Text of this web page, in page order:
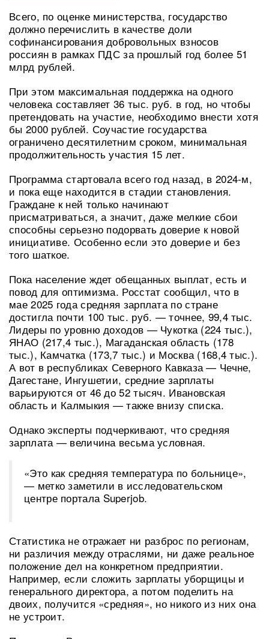
Всего, по оценке министерства, государство
должно перечислить в качестве доли
софинансирования добровольных взносов
россиян в рамках ПДС за прошлый год более 51
млрд рублей.
При этом максимальная поддержка на одного
человека составляет 36 тыс. руб. в год, но чтобы
претендовать на участие, необходимо внести хотя
бы 2000 рублей. Соучастие государства
ограничено десятилетним сроком, минимальная
продолжительность участия 15 лет.
Программа стартовала всего год назад, в 2024-м,
и пока еще находится в стадии становления.
Граждане к ней только начинают
присматриваться, а значит, даже мелкие сбои
способны серьезно подорвать доверие к новой
инициативе. Особенно если это доверие и без
того шаткое.
Пока население ждет обещанных выплат, есть и
повод для оптимизма. Росстат сообщил, что в
мае 2025 года средняя зарплата по стране
достигла почти 100 тыс. руб. — точнее, 99,4 тыс.
Лидеры по уровню доходов — Чукотка (224 тыс.),
ЯНАО (217,4 тыс.), Магаданская область (178
тыс.), Камчатка (173,7 тыс.) и Москва (168,4 тыс.).
А вот в республиках Северного Кавказа — Чечне,
Дагестане, Ингушетии, средние зарплаты
варьируются от 46 до 52 тысяч. Ивановская
область и Калмыкия — также внизу списка.
Однако эксперты подчеркивают, что средняя
зарплата — величина весьма условная.
«Это как средняя температура по больнице»,
— метко заметили в исследовательском
центре портала Superjob.
Статистика не отражает ни разброс по регионам,
ни различия между отраслями, ни даже реальное
положение дел на конкретном предприятии.
Например, если сложить зарплаты уборщицы и
генерального директора, а потом поделить на
двоих, получится «средняя», но никого из них она
не устроит.